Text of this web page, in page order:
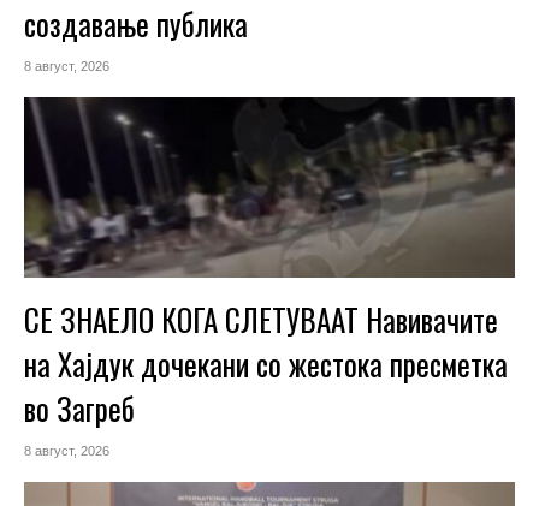
создавање публика
8 август, 2026
СЕ ЗНАЕЛО КОГА СЛЕТУВААТ Навивачите
на Хајдук дочекани со жестока пресметка
во Загреб
8 август, 2026